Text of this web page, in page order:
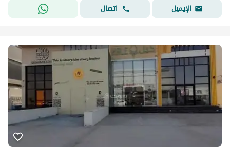
الإيميل
اتصال